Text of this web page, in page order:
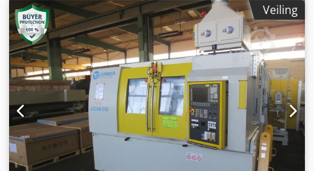
midden:100 mm, slijpspindelsnelheid:18.000 rpm
spilsnelheid (max.):250 rpm, TECHNISCHE DETAILS Kop
slijpen Invoer: X1-assen (CNC-gestuurd) Voeding: Z1-assen
(CNC-gestuurd) Slijpspindel (I) Invoer: X2 assen (CNC
bestuurd) Voeding: Z2-assen (CNC-gestuurd) Slijpspindel
(II) Invoer: X3-assen (CNC-gestuurd) Slijpspindel (I + II)
Flens: Ø 52 mm Standaard kraag: Ø 32 mm Smering:
Permanente vetsmering Lagerafdichting: met
afdichtingslucht Luchtdruk instellen: zie hoofdstuk 5.3.1
Aandrijving: 12 kW Toerentalregeling: met
frequentieomvormer Max. snelheid: 18.000 tpm
Veiling